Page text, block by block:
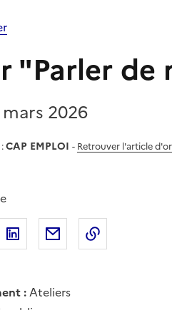
"Parler de
2026
CAP EMPLOI - Retrouver l'article
surFacebook
l'article sur X
Partager l'article sur
Partager l'article
:Ateliers